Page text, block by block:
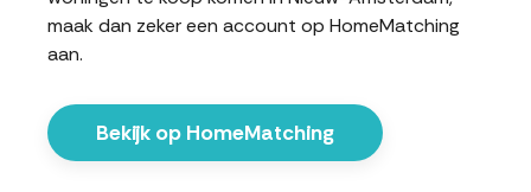
maak dan zeker een account op HomeMatching
aan.
Bekijk op HomeMatching